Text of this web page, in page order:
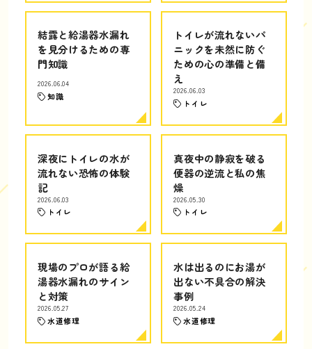
結露と給湯器水漏れ
を見分けるための専
門知識
2026.06.04
知識
トイレが流れないパ
ニックを未然に防ぐ
ための心の準備と備
え
2026.06.03
トイレ
深夜にトイレの水が
流れない恐怖の体験
記
2026.06.03
トイレ
真夜中の静寂を破る
便器の逆流と私の焦
燥
2026.05.30
トイレ
現場のプロが語る給
湯器水漏れのサイン
と対策
2026.05.27
水道修理
水は出るのにお湯が
出ない不具合の解決
事例
2026.05.24
水道修理